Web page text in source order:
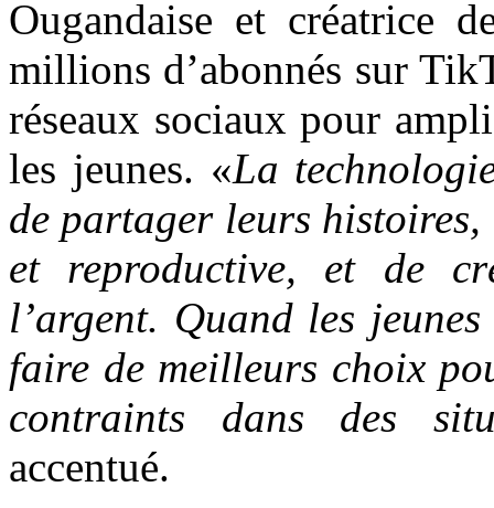
Ougandaise et créatrice
millions d’abonnés sur
réseaux sociaux pour
les jeunes. «La
de partager leurs histoires,
et reproductive, et de
l’argent. Quand les
faire de meilleurs choix
contraints dans des
accentué.